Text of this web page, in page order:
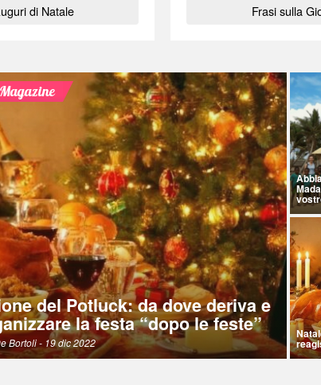
di Natale Frasi sulla
del Potluck: da dove deriva e
la festa “dopo le feste”
Bortoli- 19 dic 2022